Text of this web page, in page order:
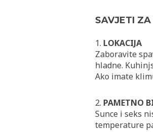
SAVJETI
1. LOKACIJA
Zaboravite
hladne.
Ako imate
2. PAMETNO
Sunce i seks
temperature